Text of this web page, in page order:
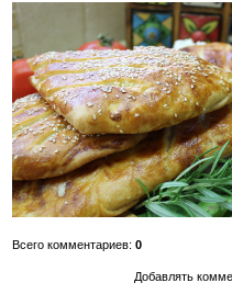
Всего комментариев: 0
Добавлять